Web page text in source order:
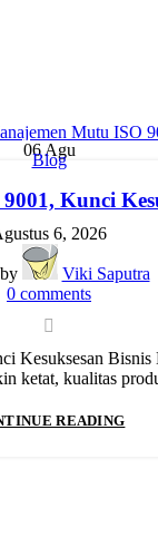
06Agu
Blog
Kunci
6, 2026
Viki Saputra
0 comments
Kesuksesan Bisnis
ketat, kualitas
READING